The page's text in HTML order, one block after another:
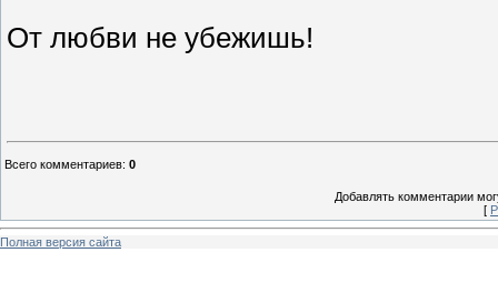
От любви не убежишь!
Всего комментариев: 0
Добавлять комментарии
[
Полная версия сайта